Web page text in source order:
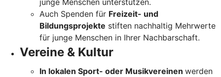
Auch Spenden für Freizeit- und
Bildungsprojekte stiften nachhaltig Mehrwerte
für junge Menschen in Ihrer Nachbarschaft.
Vereine & Kultur
In lokalen Sport- oder Musikvereinen werden